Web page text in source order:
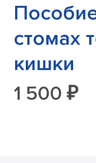
стомах
кишки
1 500 ₽